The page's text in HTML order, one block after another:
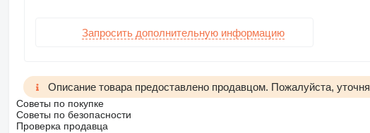
Запросить дополнительную информацию
Описание товара предоставлено продавцом. Пожалуйста,
Советы по покупке
Советы по безопасности
Проверка продавца